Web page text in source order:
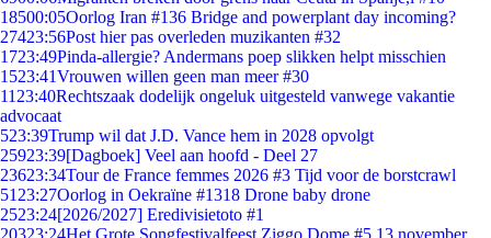
18500:05Oorlog Iran #136 Bridge and powerplant day incoming?
27423:56Post hier pas overleden muzikanten #32
1723:49Pinda-allergie? Andermans poep slikken helpt misschien
1523:41Vrouwen willen geen man meer #30
11 23:40Rechtszaak dodelijk ongeluk uitgesteld vanwege vakantie
advocaat
523:39Trump wil dat J.D. Vance hem in 2028 opvolgt
25923:39[Dagboek] Veel aan hoofd - Deel 27
23623:34Tour de France femmes 2026 #3 Tijd voor de borstcrawl
51 23:27Oorlog in Oekraïne #1318 Drone baby drone
2523:24[2026/2027] Eredivisietoto #1
20323:24Het Grote Songfestivalfeest Ziggo Dome #5 13 november